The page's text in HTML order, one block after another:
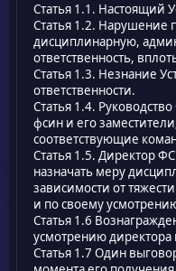
Статья 1.1. Настоящий
Статья 1.2. Нарушение
дисциплинарную,
ответственность,
Статья 1.3. Незнание
ответственности.
Статья 1.4.
фсин и его
соответствующие
Статья 1.5. Директор
назначать меру
зависимости от
и по своему
Статья 1.6
усмотрению директора
Статья 1.7 Один